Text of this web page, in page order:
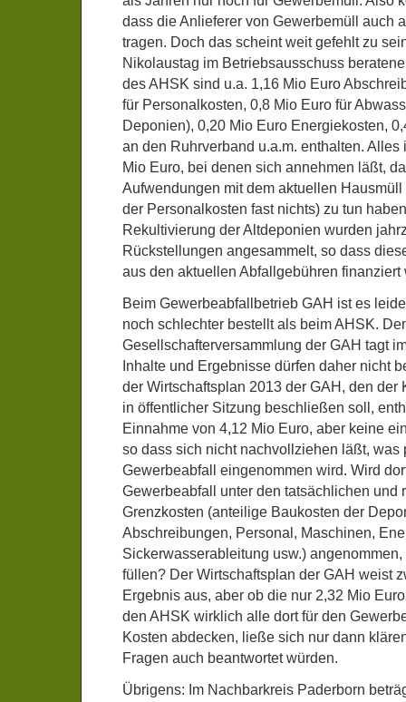
dass die Anlieferer von Gewerbemüll auch
tragen. Doch das scheint weit gefehlt zu
Nikolaustag im Betriebsausschuss
des AHSK sind u.a. 1,16 Mio Euro
für Personalkosten, 0,8 Mio Euro für
Deponien), 0,20 Mio Euro Energiekosten,
an den Ruhrverband u.a.m. enthalten.
Mio Euro, bei denen sich annehmen läßt,
Aufwendungen mit dem aktuellen
der Personalkosten fast nichts) zu tun
Rekultivierung der Altdeponien wurden
Rückstellungen angesammelt, so dass
aus den aktuellen Abfallgebühren finanziert
Beim Gewerbeabfallbetrieb GAH ist es
noch schlechter bestellt als beim AHSK.
Gesellschafterversammlung der GAH tagt
Inhalte und Ergebnisse dürfen daher nicht
der Wirtschaftsplan 2013 der GAH, den der
in öffentlicher Sitzung beschließen soll,
Einnahme von 4,12 Mio Euro, aber keine
so dass sich nicht nachvollziehen läßt, was
Gewerbeabfall eingenommen wird. Wird
Gewerbeabfall unter den tatsächlichen und
Grenzkosten (anteilige Baukosten der
Abschreibungen, Personal, Maschinen,
Sickerwasserableitung usw.)
füllen? Der Wirtschaftsplan der GAH weist
Ergebnis aus, aber ob die nur 2,32 Mio
den AHSK wirklich alle dort für den
Kosten abdecken, ließe sich nur dann
Fragen auch beantwortet würden.
Übrigens: Im Nachbarkreis Paderborn